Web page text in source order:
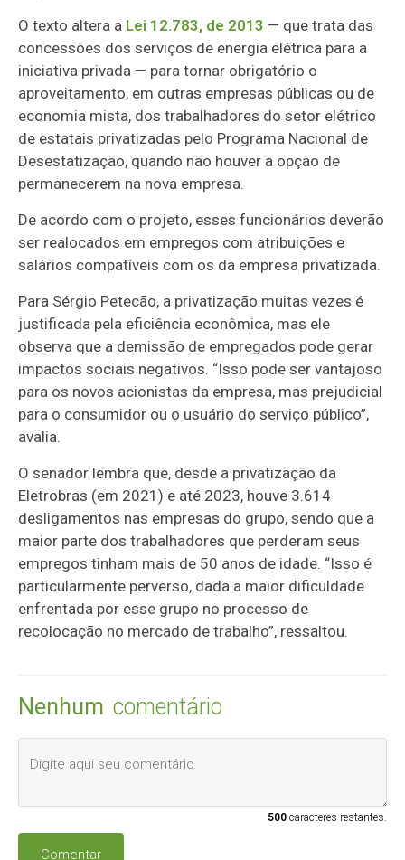
O texto altera a Lei 12.783, de 2013 — que trata das
concessões dos serviços de energia elétrica para a
iniciativa privada — para tornar obrigatório o
aproveitamento, em outras empresas públicas ou de
economia mista, dos trabalhadores do setor elétrico
de estatais privatizadas pelo Programa Nacional de
Desestatização, quando não houver a opção de
permanecerem na nova empresa.
De acordo com o projeto, esses funcionários deverão
ser realocados em empregos com atribuições e
salários compatíveis com os da empresa privatizada.
Para Sérgio Petecão, a privatização muitas vezes é
justificada pela eficiência econômica, mas ele
observa que a demissão de empregados pode gerar
impactos sociais negativos. “Isso pode ser vantajoso
para os novos acionistas da empresa, mas prejudicial
para o consumidor ou o usuário do serviço público”,
avalia.
O senador lembra que, desde a privatização da
Eletrobras (em 2021) e até 2023, houve 3.614
desligamentos nas empresas do grupo, sendo que a
maior parte dos trabalhadores que perderam seus
empregos tinham mais de 50 anos de idade. “Isso é
particularmente perverso, dada a maior dificuldade
enfrentada por esse grupo no processo de
recolocação no mercado de trabalho”, ressaltou.
Nenhum comentário
500caracteres restantes.
Comentar